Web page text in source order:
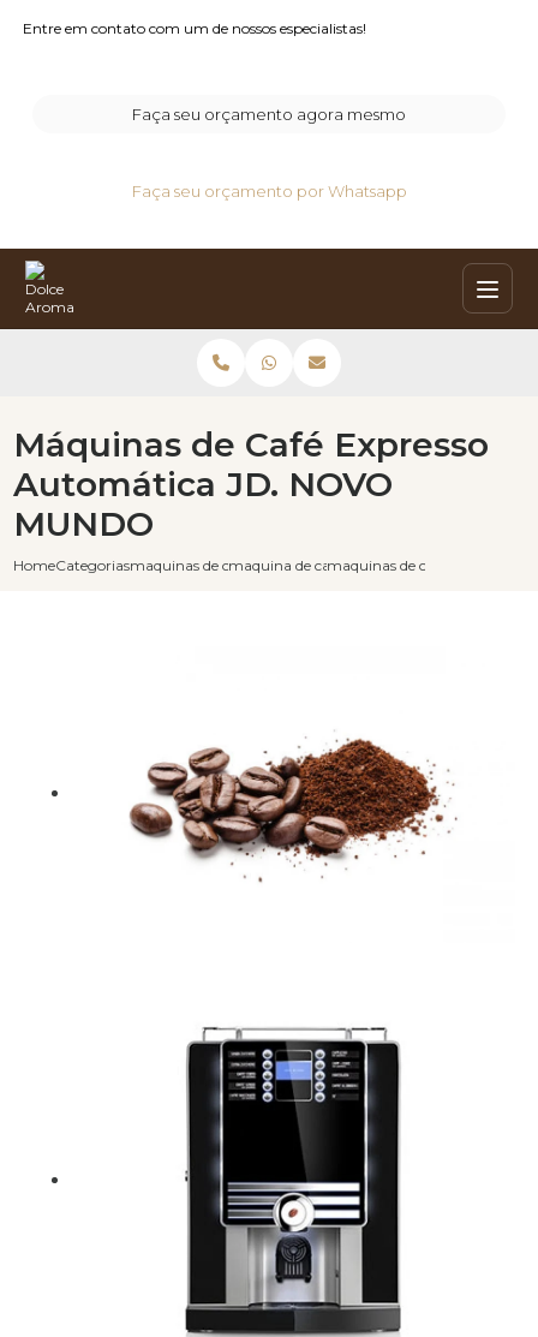
Entre em contato com um de nossos especialistas!
Faça seu orçamento agora mesmo
Faça seu orçamento por Whatsapp
HomeCategoriasmaquinas de cafe expressomaquina de cafe automatica moedas
maquinas de cafe expresso
Máquinas de Café Expresso
Automática JD. NOVO
MUNDO